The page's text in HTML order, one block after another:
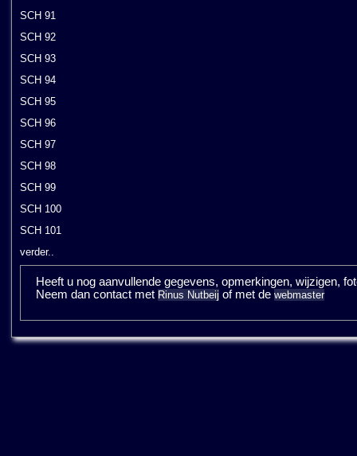
SCH 91
SCH 92
SCH 93
SCH 94
SCH 95
SCH 96
SCH 97
SCH 98
SCH 99
SCH 100
SCH 101
verder..
Heeft u nog aanvullende gegevens, opmerkingen, wijzigen,
Neem dan contact met Rinus Nutbeij of met de webmaster